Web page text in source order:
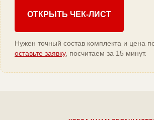
ОТКРЫТЬ ЧЕК-ЛИСТ
Нужен точный состав комплекта и цена
оставьте заявку, посчитаем за 15 минут.